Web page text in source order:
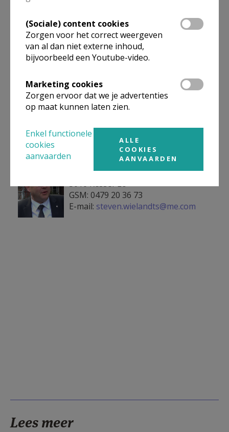
2800 Mechelen
GSM: 0472 48 02 98
E-mail:a.vansteenweghen@gmail.com
HANSWIJKBASILIEK
Steven Wielandts, rector van de basiliek
Steven 2015.jpgRaadhuislaan 4 bus 0001
3010 Kessel-Lo
GSM: 0479 20 36 73
E-mail: steven.wielandts@me.com
Lees meer
(Sociale) content cookies
Zorgen voor het correct weergeven
van al dan niet externe inhoud,
bijvoorbeeld een Youtube-video.
Marketing cookies
Zorgen ervoor dat we je advertenties
op maat kunnen laten zien.
Enkel functionele
cookies
aanvaarden
ALLE
COOKIES
AANVAARDEN